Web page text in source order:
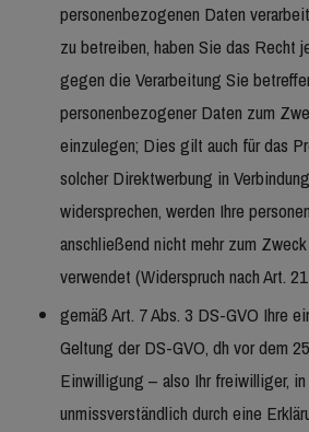
personenbezogenen Daten
zu betreiben, haben Sie das Recht
gegen die Verarbeitung Sie
personenbezogener Daten zum
einzulegen; Dies gilt auch für das
solcher Direktwerbung in
widersprechen, werden Ihre
anschließend nicht mehr zum
verwendet (Widerspruch nach Art.
gemäß Art. 7 Abs. 3 DS-GVO Ihre
Geltung der DS-GVO, dh vor dem
Einwilligung – also Ihr freiwilliger,
unmissverständlich durch eine